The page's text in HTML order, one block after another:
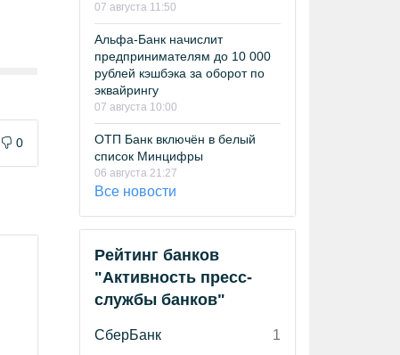
0
07 августа 11:50
Альфа-Банк начислит
предпринимателям до 10 000
рублей кэшбэка за оборот по
эквайрингу
07 августа 10:00
ОТП Банк включён в белый
список Минцифры
06 августа 21:27
Все новости
Рейтинг банков
"Активность пресс-
службы банков"
СберБанк
1